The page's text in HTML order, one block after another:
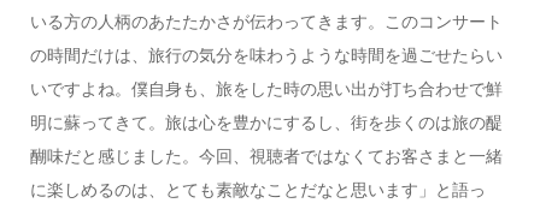
いる方の人柄のあたたかさが伝わってきます。このコンサート
の時間だけは、旅行の気分を味わうような時間を過ごせたらい
いですよね。僕自身も、旅をした時の思い出が打ち合わせで鮮
明に蘇ってきて。旅は心を豊かにするし、街を歩くのは旅の醍
醐味だと感じました。今回、視聴者ではなくてお客さまと一緒
に楽しめるのは、とても素敵なことだなと思います」と語っ